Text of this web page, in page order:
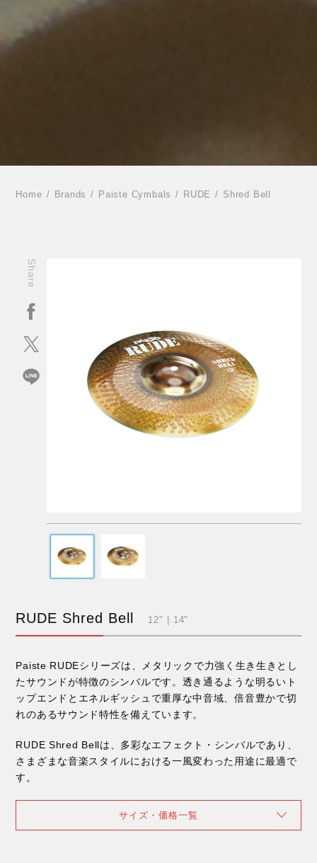
Home Brands Paiste Cymbals RUDE Shred Bell
Share
RUDE Shred Bell 12" | 14"
Paiste RUDEシリーズは、メタリックで力強く生き生きとし
たサウンドが特徴のシンバルです。透き通るような明るいト
ップエンドとエネルギッシュで重厚な中音域、倍音豊かで切
れのあるサウンド特性を備えています。
RUDE Shred Bellは、多彩なエフェクト・シンバルであり、
さまざまな音楽スタイルにおける一風変わった用途に最適で
す。
サイズ・価格一覧